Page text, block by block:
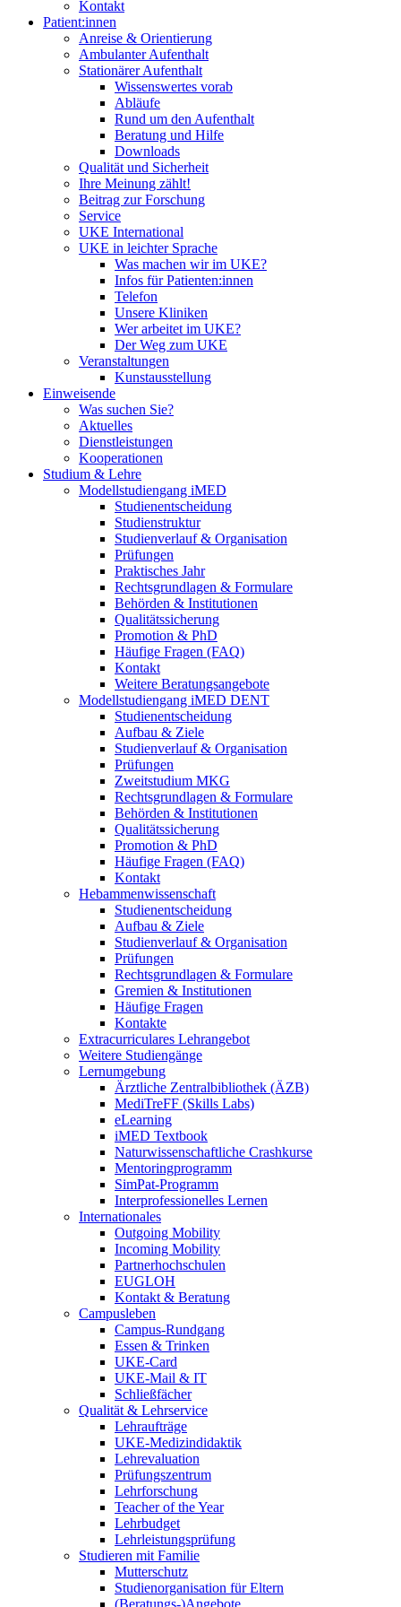
Kontakt
Patient:innen
Anreise & Orientierung
Ambulanter Aufenthalt
Stationärer Aufenthalt
Wissenswertes vorab
Abläufe
Rund um den Aufenthalt
Beratung und Hilfe
Downloads
Qualität und Sicherheit
Ihre Meinung zählt!
Beitrag zur Forschung
Service
UKE International
UKE in leichter Sprache
Was machen wir im UKE?
Infos für Patienten:innen
Telefon
Unsere Kliniken
Wer arbeitet im UKE?
Der Weg zum UKE
Veranstaltungen
Kunstausstellung
Einweisende
Was suchen Sie?
Aktuelles
Dienstleistungen
Kooperationen
Studium & Lehre
Modellstudiengang iMED
Studienentscheidung
Studienstruktur
Studienverlauf & Organisation
Prüfungen
Praktisches Jahr
Rechtsgrundlagen & Formulare
Behörden & Institutionen
Qualitätssicherung
Promotion & PhD
Häufige Fragen (FAQ)
Kontakt
Weitere Beratungsangebote
Modellstudiengang iMED DENT
Studienentscheidung
Aufbau & Ziele
Studienverlauf & Organisation
Prüfungen
Zweitstudium MKG
Rechtsgrundlagen & Formulare
Behörden & Institutionen
Qualitätssicherung
Promotion & PhD
Häufige Fragen (FAQ)
Kontakt
Hebammenwissenschaft
Studienentscheidung
Aufbau & Ziele
Studienverlauf & Organisation
Prüfungen
Rechtsgrundlagen & Formulare
Gremien & Institutionen
Häufige Fragen
Kontakte
Extracurriculares Lehrangebot
Weitere Studiengänge
Lernumgebung
Ärztliche Zentralbibliothek (ÄZB)
MediTreFF (Skills Labs)
eLearning
iMED Textbook
Naturwissenschaftliche Crashkurse
Mentoringprogramm
SimPat-Programm
Interprofessionelles Lernen
Internationales
Outgoing Mobility
Incoming Mobility
Partnerhochschulen
EUGLOH
Kontakt & Beratung
Campusleben
Campus-Rundgang
Essen & Trinken
UKE-Card
UKE-Mail & IT
Schließfächer
Qualität & Lehrservice
Lehraufträge
UKE-Medizindidaktik
Lehrevaluation
Prüfungszentrum
Lehrforschung
Teacher of the Year
Lehrbudget
Lehrleistungsprüfung
Studieren mit Familie
Mutterschutz
Studienorganisation für Eltern
(Beratungs-)Angebote